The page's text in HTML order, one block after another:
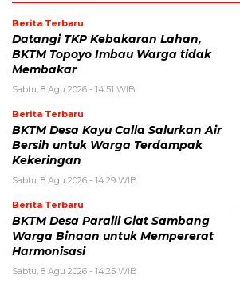
Berita Terbaru
Datangi TKP Kebakaran Lahan,
BKTM Topoyo Imbau Warga tidak
Membakar
Sabtu, 8 Agu 2026 - 14:51 WIB
Berita Terbaru
BKTM Desa Kayu Calla Salurkan Air
Bersih untuk Warga Terdampak
Kekeringan
Sabtu, 8 Agu 2026 - 14:29 WIB
Berita Terbaru
BKTM Desa Paraili Giat Sambang
Warga Binaan untuk Mempererat
Harmonisasi
Sabtu, 8 Agu 2026 - 14:25 WIB